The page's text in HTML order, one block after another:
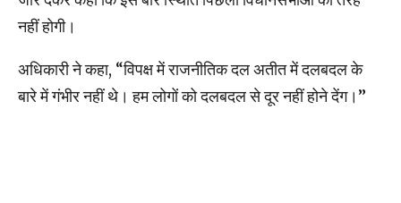
नहीं होगी।
अधिकारी ने कहा, “विपक्ष में राजनीतिक दल अतीत में दलबदल के
बारे में गंभीर नहीं थे। हम लोगों को दलबदल से दूर नहीं होने देंग।’’